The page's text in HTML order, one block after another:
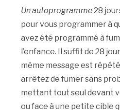
Un autoprogramme28
pour vous programmer à
avez été programmé à
l’enfance. Il suffit de 28
même message est
arrêtez de fumer sans
mettant tout seul devant
ou face à une petite cible